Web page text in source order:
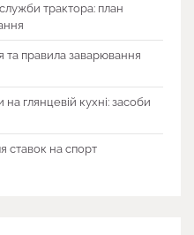
трактора: план
та правила заварювання
глянцевій кухні: засоби
ставок на спорт